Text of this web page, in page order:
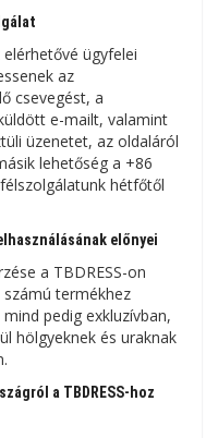
ügyfelei
az
csevegést, a
e-mailt, valamint
üzenetet, az oldaláról
lehetőség a +86
hétfőtől
előnyei
a TBDRESS-on
termékhez
pedig exkluzívban,
hölgyeknek és uraknak
a TBDRESS-hoz